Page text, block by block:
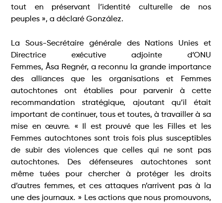
tout en préservant l’identité culturelle de nos
peuples », a déclaré González.
La Sous-Secrétaire générale des Nations Unies et
Directrice exécutive adjointe d’ONU
Femmes, Åsa Regnér, a reconnu la grande importance
des alliances que les organisations et Femmes
autochtones ont établies pour parvenir à cette
recommandation stratégique, ajoutant qu’il était
important de continuer, tous et toutes, à travailler à sa
mise en œuvre. « Il est prouvé que les Filles et les
Femmes autochtones sont trois fois plus susceptibles
de subir des violences que celles qui ne sont pas
autochtones. Des défenseures autochtones sont
même tuées pour chercher à protéger les droits
d’autres femmes, et ces attaques n’arrivent pas à la
une des journaux. » Les actions que nous promouvons,